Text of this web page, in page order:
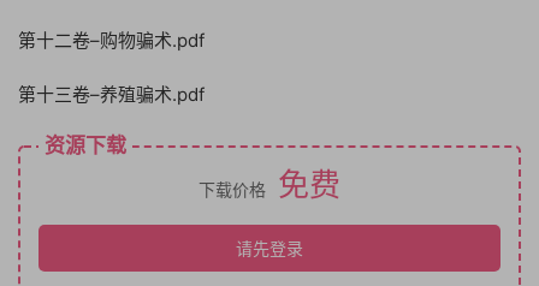
第十二卷–购物骗术.pdf
第十三卷–养殖骗术.pdf
资源下载
下载价格 免费
请先登录